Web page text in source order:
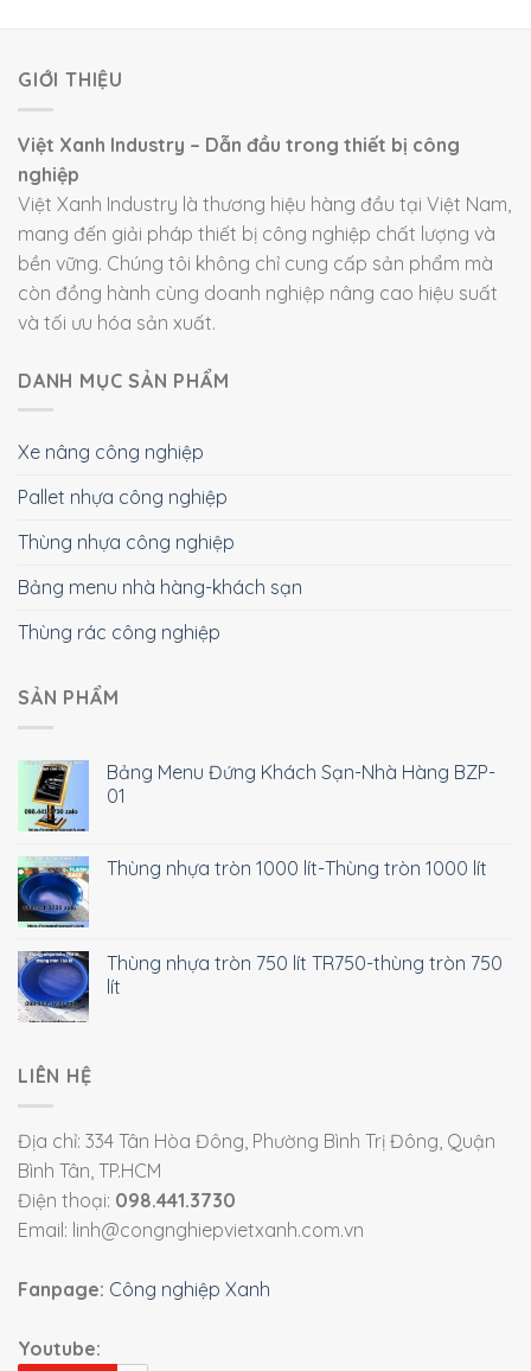
GIỚI THIỆU
Việt Xanh Industry – Dẫn đầu trong thiết bị công
nghiệp
Việt Xanh Industry là thương hiệu hàng đầu tại Việt Nam,
mang đến giải pháp thiết bị công nghiệp chất lượng và
bền vững. Chúng tôi không chỉ cung cấp sản phẩm mà
còn đồng hành cùng doanh nghiệp nâng cao hiệu suất
và tối ưu hóa sản xuất.
DANH MỤC SẢN PHẨM
Xe nâng công nghiệp
Pallet nhựa công nghiệp
Thùng nhựa công nghiệp
Bảng menu nhà hàng-khách sạn
Thùng rác công nghiệp
SẢN PHẨM
Bảng Menu Đứng Khách Sạn-Nhà Hàng BZP-
01
Thùng nhựa tròn 1000 lít-Thùng tròn 1000 lít
Thùng nhựa tròn 750 lít TR750-thùng tròn 750
lít
LIÊN HỆ
Địa chỉ: 334 Tân Hòa Đông, Phường Bình Trị Đông, Quận
Bình Tân, TP.HCM
Điện thoại: 098.441.3730
Email: linh@congnghiepvietxanh.com.vn
Fanpage: Công nghiệp Xanh
Youtube: